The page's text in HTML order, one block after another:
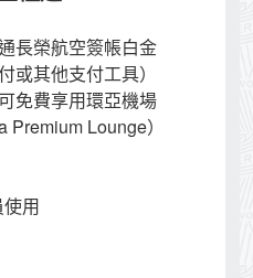
長榮航空簽帳白金
或其他支付工具）
免費享用環亞機場
Lounge）
用